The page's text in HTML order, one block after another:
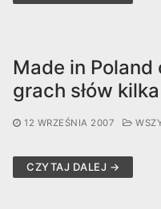
Made in
grach słów kilka
12 WRZEŚNIA 2007
CZYTAJ DALEJ →